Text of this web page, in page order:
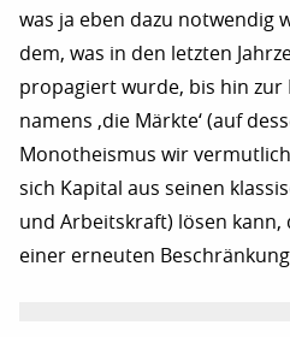
was ja eben dazu notwendig
dem, was in den letzten
propagiert wurde, bis hin zur
namens ‚die Märkte‘ (auf
Monotheismus wir
sich Kapital aus seinen
und Arbeitskraft) lösen kann,
einer erneuten